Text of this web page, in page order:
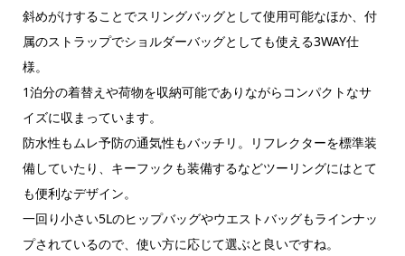
斜めがけすることでスリングバッグとして使用可能なほか、付
属のストラップでショルダーバッグとしても使える3WAY仕
様。
1泊分の着替えや荷物を収納可能でありながらコンパクトなサ
イズに収まっています。
防水性もムレ予防の通気性もバッチリ。リフレクターを標準装
備していたり、キーフックも装備するなどツーリングにはとて
も便利なデザイン。
一回り小さい5Lのヒップバッグやウエストバッグもラインナッ
プされているので、使い方に応じて選ぶと良いですね。